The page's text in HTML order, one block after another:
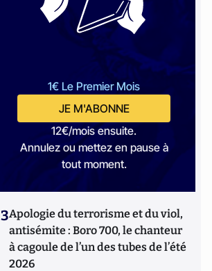
1€ Le Premier Mois
JE M'ABONNE
12€/mois ensuite.
Annulez ou mettez en pause à
tout moment.
3Apologie du terrorisme et du viol,
antisémite : Boro 700, le chanteur
à cagoule de l’un des tubes de l’été
2026